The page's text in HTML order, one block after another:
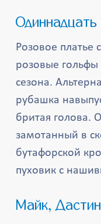
Розовое
розовые
сезона.
рубашка
бритая голова.
замотанный в
бутафорской
пуховик с
Майк,